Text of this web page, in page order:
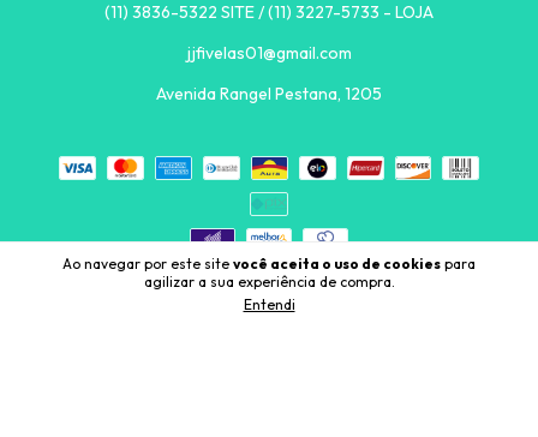
Ao navegar por este site você aceita o uso de cookies para
agilizar a sua experiência de compra.
Entendi
(11) 3836-5322 SITE / (11) 3227-5733 - LOJA
jjfivelas01@gmail.com
Avenida Rangel Pestana, 1205